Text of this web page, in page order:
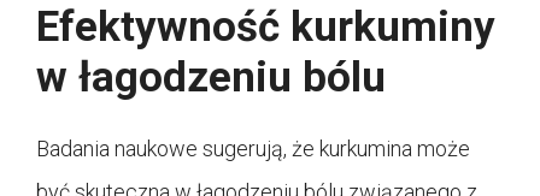
Efektywność kurkuminy
w łagodzeniu bólu
Badania naukowe sugerują, że kurkumina może